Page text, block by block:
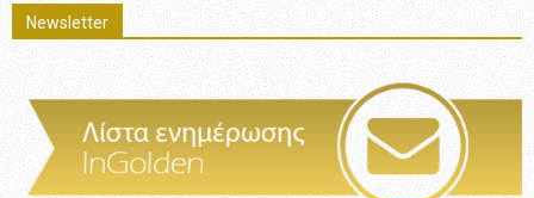
Newsletter